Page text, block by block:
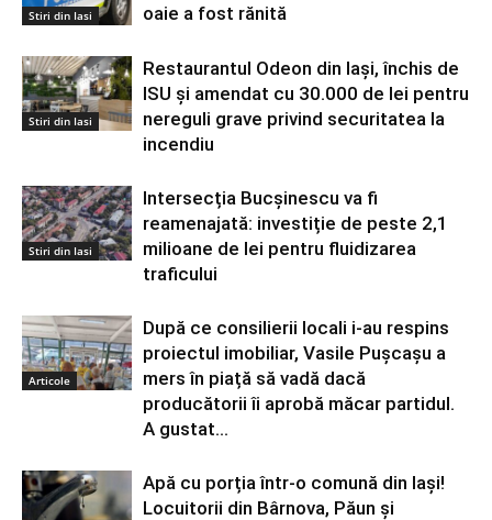
Stiri din Iasi
oaie a fost rănită
Stiri din Iasi
Restaurantul Odeon din Iași, închis de
ISU și amendat cu 30.000 de lei pentru
nereguli grave privind securitatea la
incendiu
Stiri din Iasi
Intersecția Bucșinescu va fi
reamenajată: investiție de peste 2,1
milioane de lei pentru fluidizarea
traficului
Articole
După ce consilierii locali i-au respins
proiectul imobiliar, Vasile Pușcașu a
mers în piață să vadă dacă
producătorii îi aprobă măcar partidul.
A gustat...
Apă cu porția într-o comună din Iași!
Locuitorii din Bârnova, Păun și